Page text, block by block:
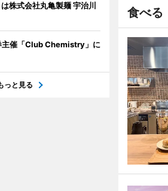
食べる
株式会社丸亀製麺 宇治川
主催「Club Chemistry」に
っと見る